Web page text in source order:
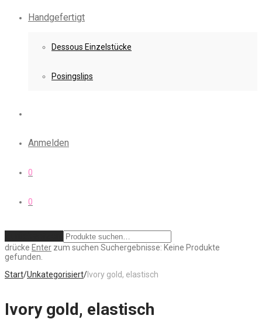
Handgefertigt
Dessous Einzelstücke
Posingslips
Anmelden
0
0
drücke Enter zum suchen Suchergebnisse: Keine Produkte
gefunden.
Start/Unkategorisiert/Ivory gold, elastisch
Ivory gold, elastisch